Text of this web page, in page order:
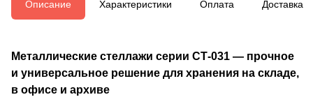
Описание Характеристики Оплата Доставка
Металлические стеллажи серии СТ-031 — прочное
и универсальное решение для хранения на складе,
в офисе и архиве